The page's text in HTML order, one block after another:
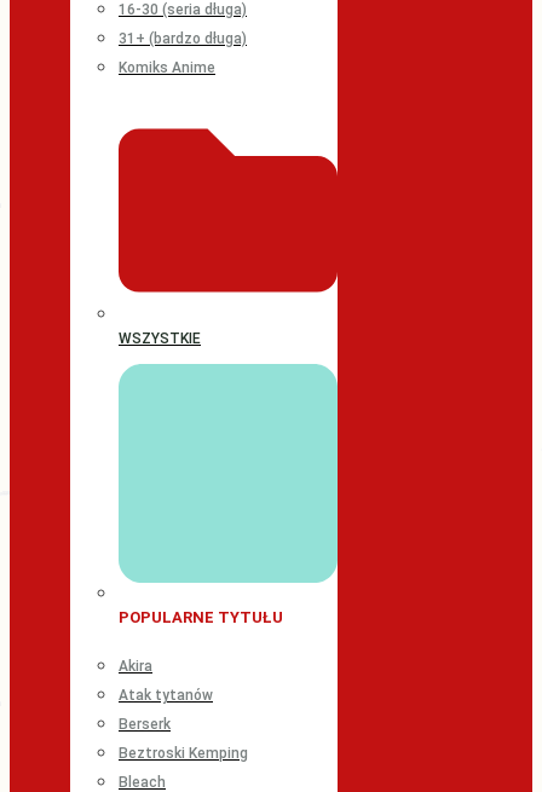
16-30 (seria długa)
31+ (bardzo długa)
Komiks Anime
WSZYSTKIE
POPULARNE TYTUŁU
Akira
Atak tytanów
Berserk
Beztroski Kemping
Bleach